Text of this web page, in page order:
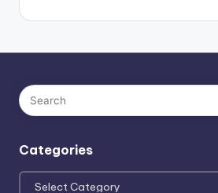
Categories
Categories